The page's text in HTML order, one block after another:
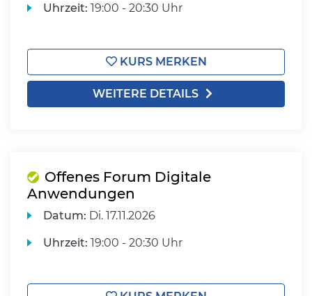
Uhrzeit: 19:00 - 20:30 Uhr
KURS MERKEN
WEITERE DETAILS
Offenes Forum Digitale
Anwendungen
Datum: Di. 17.11.2026
Uhrzeit: 19:00 - 20:30 Uhr